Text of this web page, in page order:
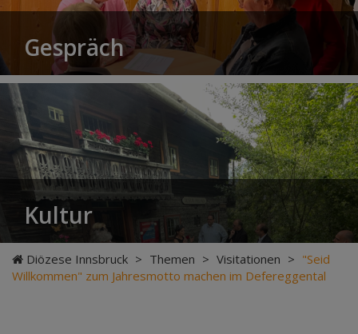
Gespräch
Kultur
Diözese Innsbruck > Themen > Visitationen > "Seid
Willkommen" zum Jahresmotto machen im Defereggental